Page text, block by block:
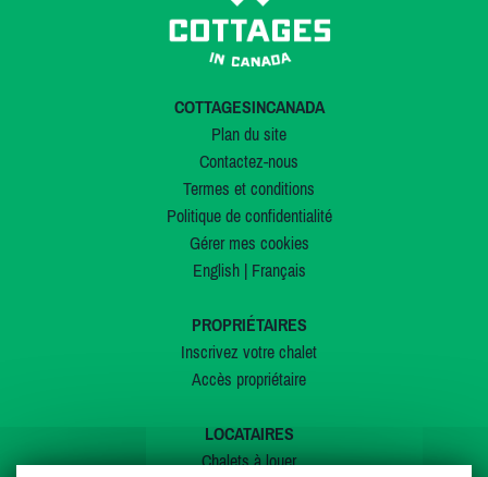
COTTAGESINCANADA
Plan du site
Contactez-nous
Termes et conditions
Politique de confidentialité
Gérer mes cookies
English| Français
PROPRIÉTAIRES
Inscrivez votre chalet
Accès propriétaire
LOCATAIRES
Chalets à louer